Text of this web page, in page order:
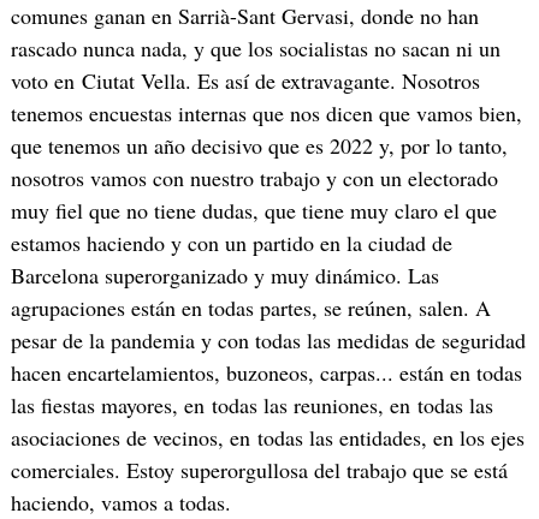
comunes ganan en Sarrià-Sant Gervasi, donde no han
rascado nunca nada, y que los socialistas no sacan ni un
voto en Ciutat Vella. Es así de extravagante. Nosotros
tenemos encuestas internas que nos dicen que vamos bien,
que tenemos un año decisivo que es 2022 y, por lo tanto,
nosotros vamos con nuestro trabajo y con un electorado
muy fiel que no tiene dudas, que tiene muy claro el que
estamos haciendo y con un partido en la ciudad de
Barcelona superorganizado y muy dinámico. Las
agrupaciones están en todas partes, se reúnen, salen. A
pesar de la pandemia y con todas las medidas de seguridad
hacen encartelamientos, buzoneos, carpas... están en todas
las fiestas mayores, en todas las reuniones, en todas las
asociaciones de vecinos, en todas las entidades, en los ejes
comerciales. Estoy superorgullosa del trabajo que se está
haciendo, vamos a todas.